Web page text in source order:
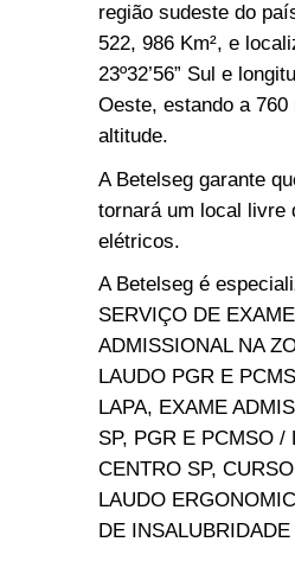
região sudeste do
522, 986 Km², e
23º32’56” Sul e
Oeste, estando a 760
altitude.
A Betelseg garante
tornará um local livre
elétricos.
A Betelseg é
SERVIÇO DE
ADMISSIONAL NA
LAUDO PGR E
LAPA, EXAME
SP, PGR E PCMSO /
CENTRO SP,
LAUDO
DE